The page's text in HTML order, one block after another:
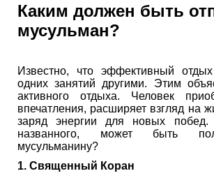
Каким должен быть
мусульман?
Известно, что эффективный
одних занятий другими. Этим
активного отдыха. Человек
впечатления, расширяет взгляд на
заряд энергии для новых
названного, может быть
мусульманину?
1. Священный Коран